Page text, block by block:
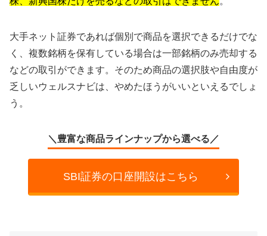
大手ネット証券であれば個別で商品を選択できるだけでな
く、複数銘柄を保有している場合は一部銘柄のみ売却する
などの取引ができます。そのため商品の選択肢や自由度が
乏しいウェルスナビは、やめたほうがいいといえるでしょ
う。
＼豊富な商品ラインナップから選べる／
SBI証券の口座開設はこちら